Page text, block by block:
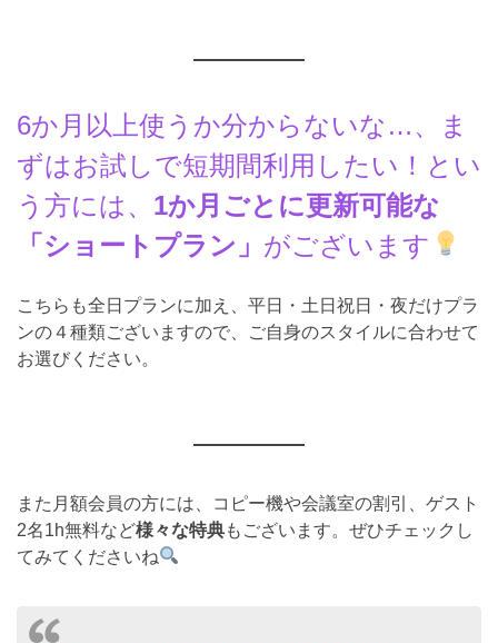
6か月以上使うか分からないな…、ま
ずはお試しで短期間利用したい！とい
う方には、 1か月ごとに更新可能な
「ショートプラン」 がございます
こちらも全日プランに加え、平日・土日祝日・夜だけプラ
ンの４種類ございますので、ご自身のスタイルに合わせて
お選びください。
また月額会員の方には、コピー機や会議室の割引、ゲスト
2名1h無料など様々な特典もございます。ぜひチェックし
てみてくださいね